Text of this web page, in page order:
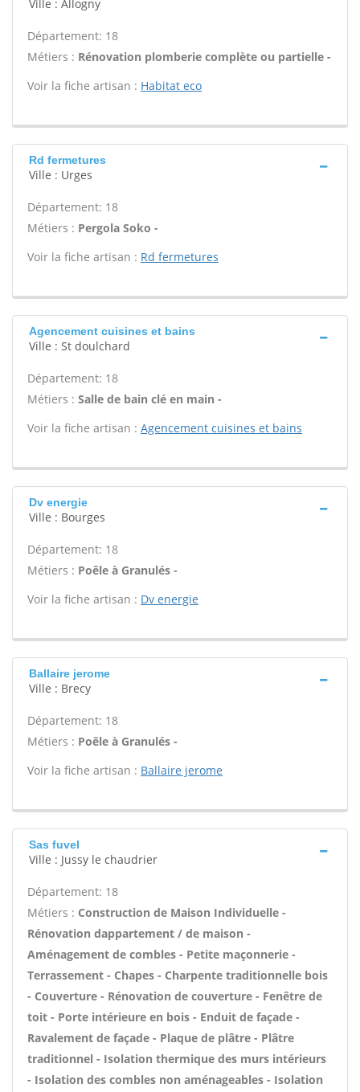
Ville : Allogny
Département: 18
Métiers : Rénovation plomberie complète ou partielle -
Voir la fiche artisan : Habitat eco
Rd fermetures
Ville : Urges
Département: 18
Métiers : Pergola Soko -
Voir la fiche artisan : Rd fermetures
Agencement cuisines et bains
Ville : St doulchard
Département: 18
Métiers : Salle de bain clé en main -
Voir la fiche artisan : Agencement cuisines et bains
Dv energie
Ville : Bourges
Département: 18
Métiers : Poêle à Granulés -
Voir la fiche artisan : Dv energie
Ballaire jerome
Ville : Brecy
Département: 18
Métiers : Poêle à Granulés -
Voir la fiche artisan : Ballaire jerome
Sas fuvel
Ville : Jussy le chaudrier
Département: 18
Métiers : Construction de Maison Individuelle -
Rénovation dappartement / de maison -
Aménagement de combles - Petite maçonnerie -
Terrassement - Chapes - Charpente traditionnelle bois
- Couverture - Rénovation de couverture - Fenêtre de
toit - Porte intérieure en bois - Enduit de façade -
Ravalement de façade - Plaque de plâtre - Plâtre
traditionnel - Isolation thermique des murs intérieurs
- Isolation des combles non aménageables - Isolation